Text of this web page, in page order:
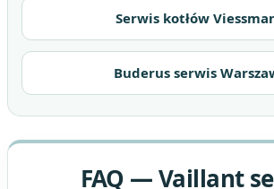
Serwis kotłów
Buderus serwis
FAQ — Vaillant